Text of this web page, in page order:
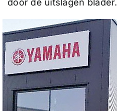
door de uitslagen blader.